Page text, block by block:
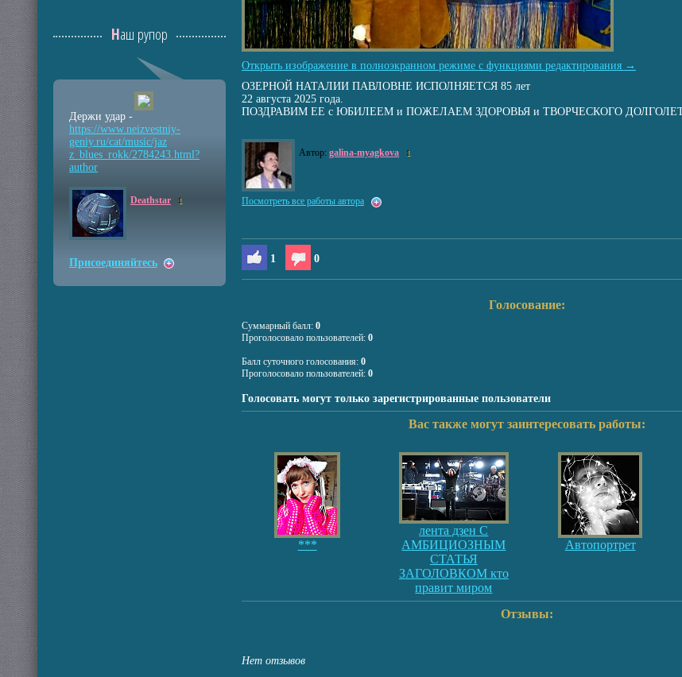
Открыть изображение в полноэкранном режиме с функциями редактирования →
ОЗЕРНОЙ НАТАЛИИ ПАВЛОВНЕ ИСПОЛНЯЕТСЯ 85 лет
22 августа 2025 года.
ПОЗДРАВИМ ЕЕ с ЮБИЛЕЕМ и ПОЖЕЛАЕМ ЗДОРОВЬЯ и ТВОРЧЕСКОГО
Автор:galina-myagkova 1
Посмотреть все работы автора
1 0
Голосование:
Суммарный балл: 0
Проголосовало пользователей: 0
Балл суточного голосования: 0
Проголосовало пользователей: 0
Голосовать могут только зарегистрированные пользователи
Вас также могут заинтересовать работы:
***
лента дзен С
АМБИЦИОЗНЫМ
СТАТЬЯ
ЗАГОЛОВКОМ кто
правит миром
Автопортрет
Отзывы:
Нет отзывов
Наш рупор
Держи удар -
https://www.neizvestniy-
geniy.ru/cat/music/jaz
z_blues_rokk/2784243.html?
author
Deathstar 1
Присоединяйтесь